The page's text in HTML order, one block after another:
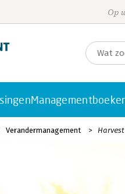
Op
Verandermanagement